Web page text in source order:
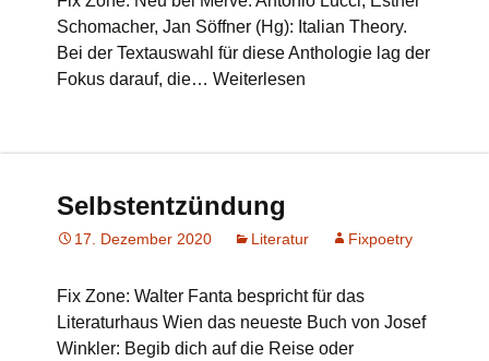
Schomacher, Jan Söffner (Hg): Italian Theory.
Bei der Textauswahl für diese Anthologie lag der
Fokus darauf, die… Weiterlesen
Selbstentzündung
17. Dezember 2020 Literatur Fixpoetry
Fix Zone: Walter Fanta bespricht für das
Literaturhaus Wien das neueste Buch von Josef
Winkler: Begib dich auf die Reise oder